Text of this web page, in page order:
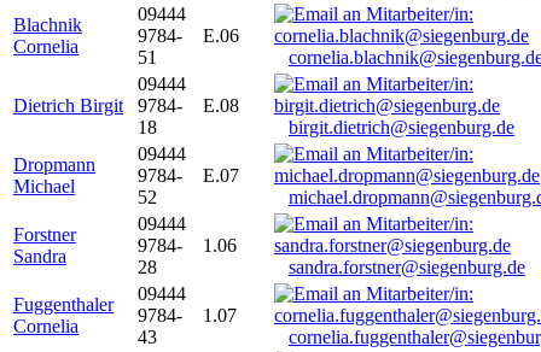
Blachnik
Cornelia
09444
9784-
51
E.06
Dietrich Birgit
09444
9784-
18
E.08
birgit.dietrich@siegenburg.de
Dropmann
Michael
09444
9784-
52
E.07
Forstner
Sandra
09444
9784-
28
1.06
sandra.forstner@siegenburg.de
Fuggenthaler
Cornelia
09444
9784-
43
1.07